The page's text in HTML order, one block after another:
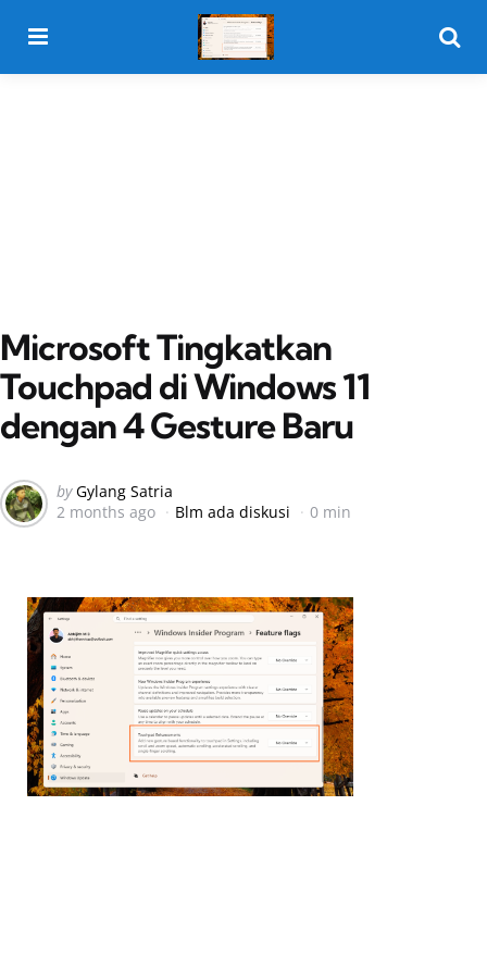
Microsoft Tingkatkan
Touchpad di Windows 11
dengan 4 Gesture Baru
Posted
by
by Gylang Satria
2 months ago
Blm ada diskusi 0 min